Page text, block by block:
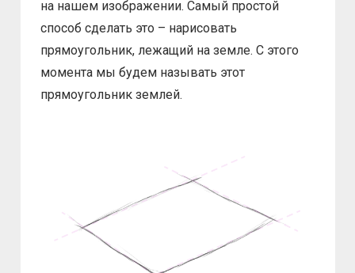
на нашем изображении. Самый простой
способ сделать это – нарисовать
прямоугольник, лежащий на земле. С этого
момента мы будем называть этот
прямоугольник землей.